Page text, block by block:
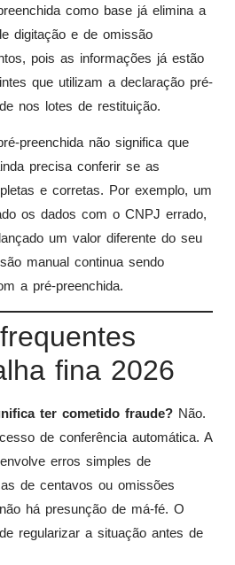
como base já elimina a
digitação e de omissão
pois as informações já estão
que utilizam a declaração pré-
nos lotes de restituição.
preenchida não significa que
precisa conferir se as
e corretas. Por exemplo, um
os dados com o CNPJ errado,
um valor diferente do seu
manual continua sendo
a pré-preenchida.
fina 2026
ter cometido fraude? Não.
de conferência automática. A
erros simples de
de centavos ou omissões
há presunção de má-fé. O
regularizar a situação antes de